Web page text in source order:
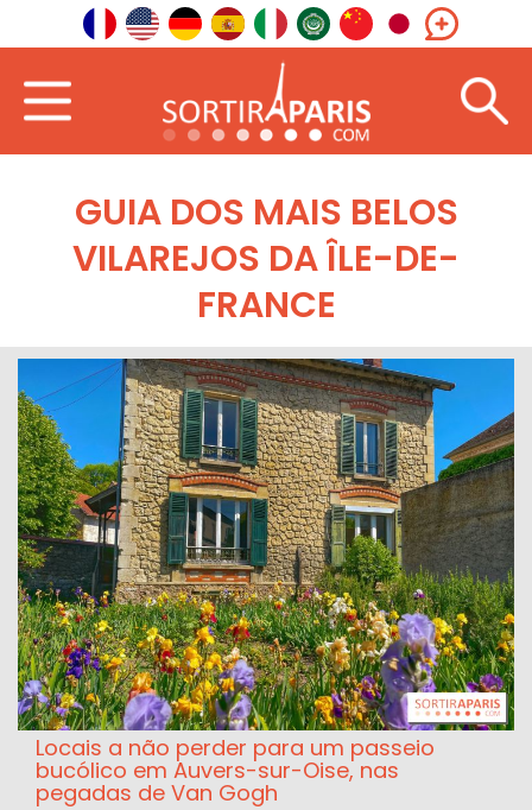
GUIA DOS MAIS BELOS
VILAREJOS DA ÎLE-DE-
FRANCE
Locais a não perder para um passeio
bucólico em Auvers-sur-Oise, nas
pegadas de Van Gogh